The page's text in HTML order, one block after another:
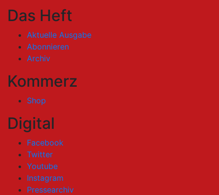
Das Heft
Aktuelle Ausgabe
Abonnieren
Archiv
Kommerz
Shop
Digital
Facebook
Twitter
Youtube
Instagram
Pressearchiv